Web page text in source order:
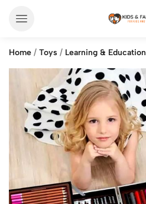
Home / Toys / Learning & Education